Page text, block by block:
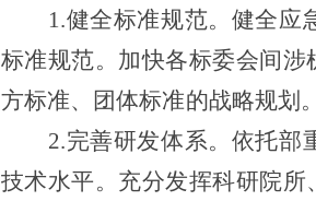
1.健全标准规范。健全应
标准规范。加快各标委会间
方标准、团体标准的战略规划
2.完善研发体系。依托部
技术水平。充分发挥科研院